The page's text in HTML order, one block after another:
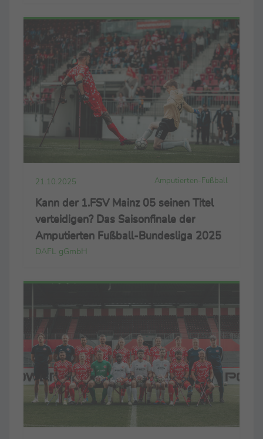
21.10.2025 Amputierten-Fußball
Kann der 1.FSV Mainz 05 seinen Titel
verteidigen? Das Saisonfinale der
Amputierten Fußball-Bundesliga 2025
DAFL gGmbH